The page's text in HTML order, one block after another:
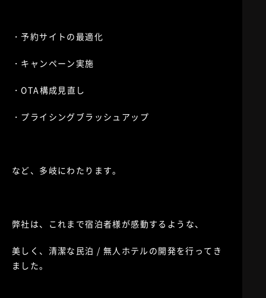
・予約サイトの最適化
・キャンペーン実施
・OTA構成見直し
・プライシングブラッシュアップ
など、多岐にわたります。
弊社は、これまで宿泊者様が感動するような、
美しく、清潔な民泊 / 無人ホテルの開発を行ってき
ました。